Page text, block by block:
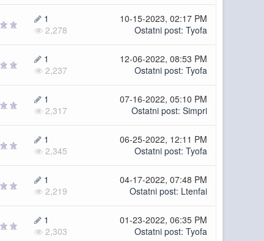
1
2,278
10-15-2023, 02:17 PM
Ostatni post: Tyofa
1
2,237
12-06-2022, 08:53 PM
Ostatni post: Tyofa
1
2,317
07-16-2022, 05:10 PM
Ostatni post: Simpri
1
2,345
06-25-2022, 12:11 PM
Ostatni post: Tyofa
1
2,219
04-17-2022, 07:48 PM
Ostatni post: Ltenfai
1
2,303
01-23-2022, 06:35 PM
Ostatni post: Tyofa